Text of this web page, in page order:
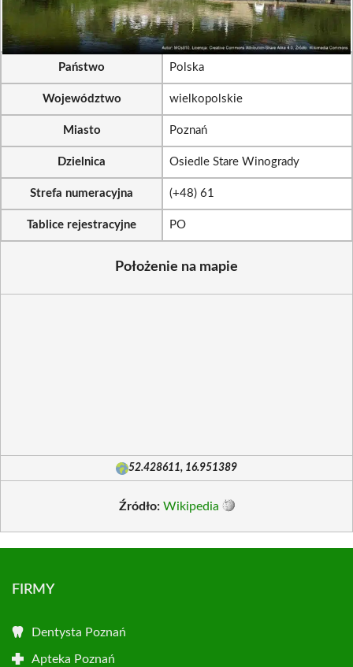
Państwo Polska
Województwo wielkopolskie
Miasto Poznań
Dzielnica Osiedle Stare Winogrady
Strefa numeracyjna (+48) 61
Tablice rejestracyjne PO
Położenie na mapie
52.428611, 16.951389
Źródło: Wikipedia
FIRMY
Dentysta Poznań
Apteka Poznań